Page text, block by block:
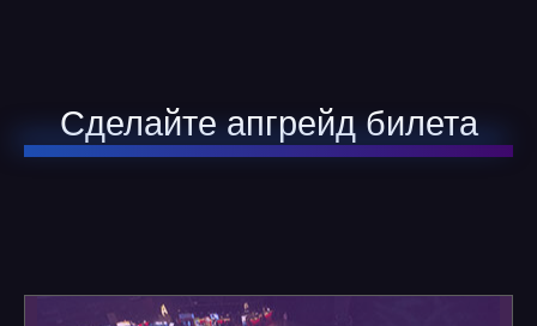
Сделайте апгрейд билета